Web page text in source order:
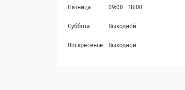
Пятница 09:00 18:00
Суббота Выходной
Воскресенье Выходной